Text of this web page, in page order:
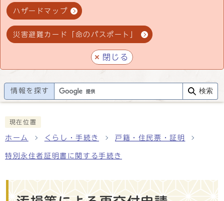
ハザードマップ
災害避難カード「命のパスポート」
閉じる
情報を探す 検索
現在位置
ホーム くらし・手続き 戸籍・住民票・証明
特別永住者証明書に関する手続き